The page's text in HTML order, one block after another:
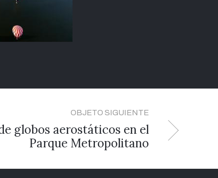
OBJETO SIGUIENTE
globos aerostáticos en el
Parque Metropolitano